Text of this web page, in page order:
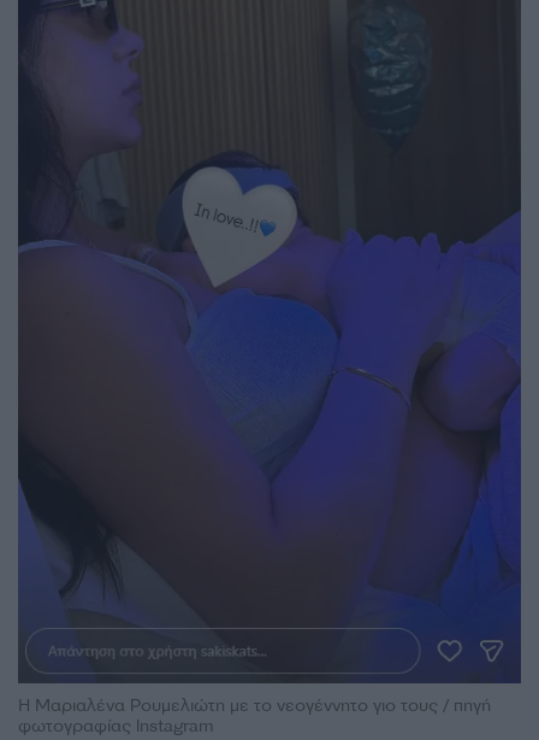
Η Μαριαλένα Ρουμελιώτη με το νεογέννητο γιο τους / πηγή
φωτογραφίας Instagram